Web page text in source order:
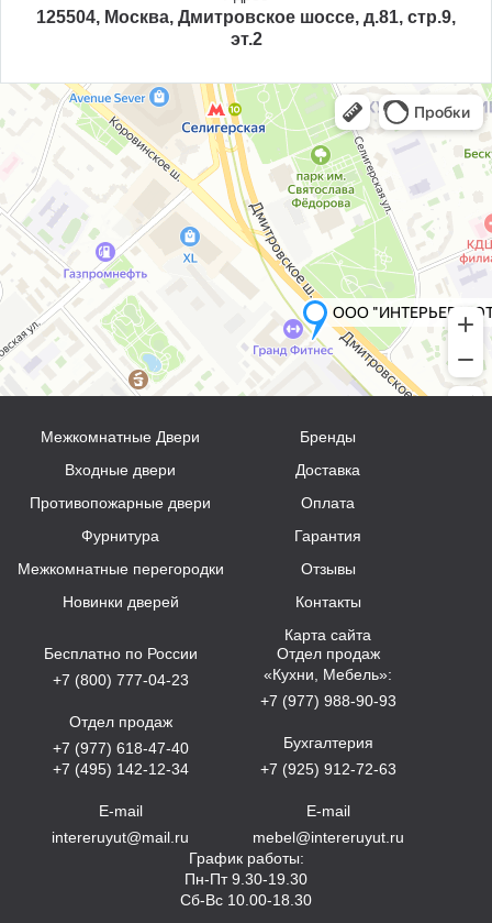
125504, Москва, Дмитровское шоссе, д.81, стр.9,
эт.2
Межкомнатные Двери
Входные двери
Противопожарные двери
Фурнитура
Межкомнатные перегородки
Новинки дверей
Бренды
Доставка
Оплата
Гарантия
Отзывы
Контакты
Карта сайта
Бесплатно по России
+7 (800) 777-04-23
Отдел продаж
+7 (977) 618-47-40
+7 (495) 142-12-34
E-mail
intereruyut@mail.ru
Отдел продаж
«Кухни, Мебель»:
+7 (977) 988-90-93
Бухгалтерия
+7 (925) 912-72-63
E-mail
mebel@intereruyut.ru
График работы:
Пн-Пт 9.30-19.30
Сб-Вс 10.00-18.30